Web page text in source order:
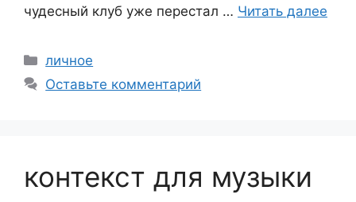
чудесный клуб уже перестал … Читать далее
Рубрики
личное
Оставьте комментарий
контекст для музыки